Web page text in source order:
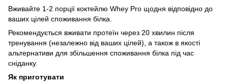
Вживайте 1-2 порції коктейлю Whey Pro щодня відповідно до
ваших цілей споживання білка.
Рекомендується вживати протеїн через 20 хвилин після
тренування (незалежно від ваших цілей), а також в якості
альтернативи для збільшення споживання білка під час
сніданку.
Як приготувати